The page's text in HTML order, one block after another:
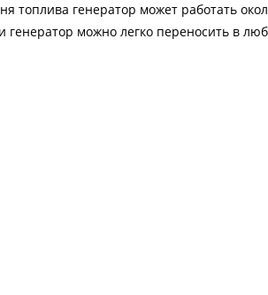
топлива генератор может работать
генератор можно легко переносить в